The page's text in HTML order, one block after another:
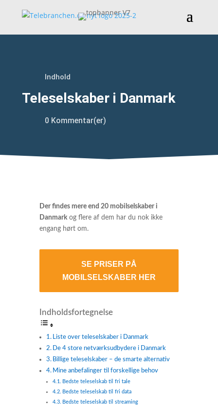
Indhold
Teleselskaber i Danmark
0 Kommentar(er)
Der findes mere end 20 mobilselskaber i
Danmarkog flere af dem har du nok ikke
engang hørt om.
SE PRISER PÅ
MOBILSELSKABER HER
Indholdsfortegnelse
Liste over teleselskaber i Danmark
De 4 store netværksudbydere i Danmark
Billige teleselskaber – de smarte alternativ
Mine anbefalinger til forskellige behov
Bedste teleselskab til fri tale
Bedste teleselskab til fri data
Bedste teleselskab til streaming